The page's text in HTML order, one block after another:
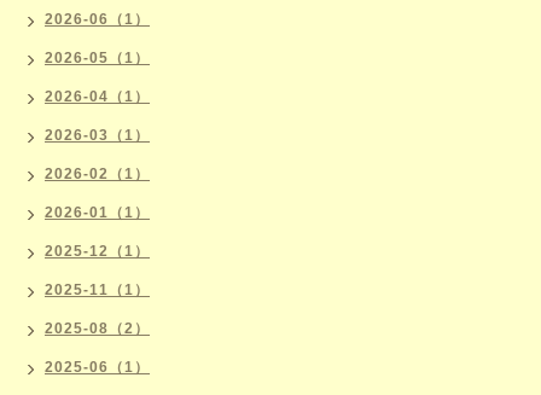
2026-06（1）
2026-05（1）
2026-04（1）
2026-03（1）
2026-02（1）
2026-01（1）
2025-12（1）
2025-11（1）
2025-08（2）
2025-06（1）